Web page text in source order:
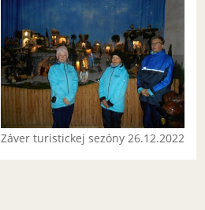
Záver turistickej sezóny 26.12.2022